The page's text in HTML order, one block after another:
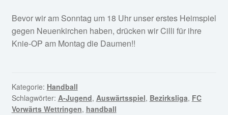
Bevor wir am Sonntag um 18 Uhr unser erstes Heimspiel
gegen Neuenkirchen haben, drücken wir Cilli für ihre
Knie-OP am Montag die Daumen!!
Kategorie: Handball
Schlagwörter: A-Jugend, Auswärtsspiel, Bezirksliga, FC
Vorwärts Wettringen, handball